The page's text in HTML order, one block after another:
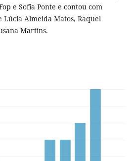
e Sofia Ponte e contou com
Almeida Matos, Raquel
Martins.